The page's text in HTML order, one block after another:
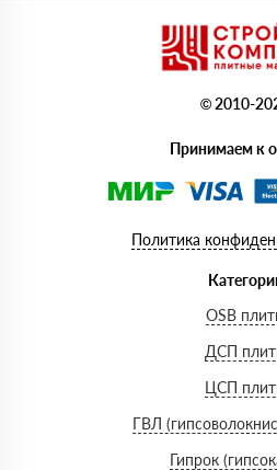
© 2010-
Принимаем к
Политика
OSB
ДСП
ЦСП
ГВЛ
Гипрок